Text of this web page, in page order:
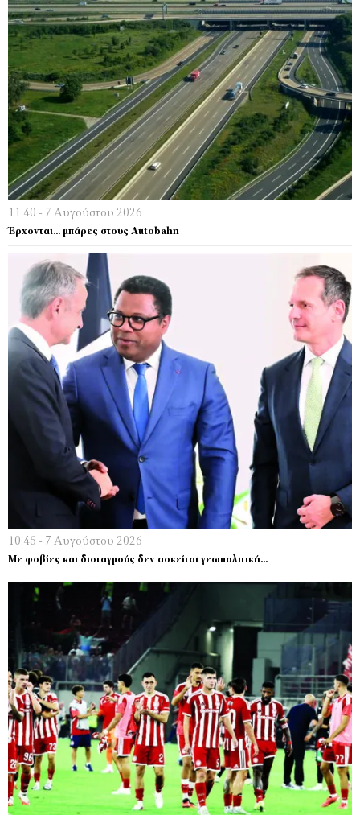
11:40 - 7 Αυγούστου 2026
Έρχονται… μπάρες στους Autobahn
10:45 - 7 Αυγούστου 2026
Με φοβίες και δισταγμούς δεν ασκείται γεωπολιτική…